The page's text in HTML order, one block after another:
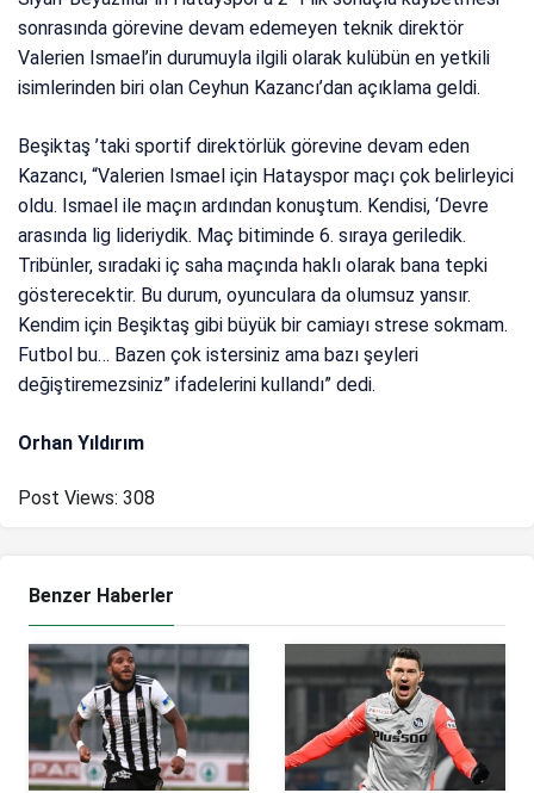
sonrasında görevine devam edemeyen teknik direktör
Valerien Ismael’in durumuyla ilgili olarak kulübün en yetkili
isimlerinden biri olan Ceyhun Kazancı’dan açıklama geldi.
Beşiktaş ’taki sportif direktörlük görevine devam eden
Kazancı, “Valerien Ismael için Hatayspor maçı çok belirleyici
oldu. Ismael ile maçın ardından konuştum. Kendisi, ‘Devre
arasında lig lideriydik. Maç bitiminde 6. sıraya geriledik.
Tribünler, sıradaki iç saha maçında haklı olarak bana tepki
gösterecektir. Bu durum, oyunculara da olumsuz yansır.
Kendim için Beşiktaş gibi büyük bir camiayı strese sokmam.
Futbol bu… Bazen çok istersiniz ama bazı şeyleri
değiştiremezsiniz” ifadelerini kullandı” dedi.
Orhan Yıldırım
Post Views: 308
Benzer Haberler